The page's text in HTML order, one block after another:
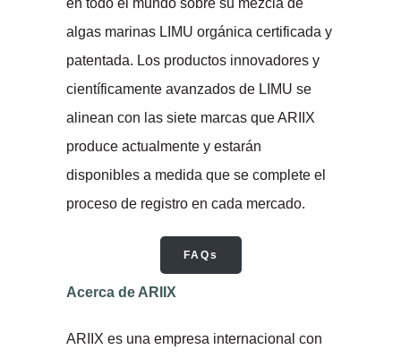
algas marinas LIMU orgánica certificada y
patentada. Los productos innovadores y
científicamente avanzados de LIMU se
alinean con las siete marcas que ARIIX
produce actualmente y estarán
disponibles a medida que se complete el
proceso de registro en cada mercado.
FAQs
Acerca de ARIIX
ARIIX es una empresa internacional con